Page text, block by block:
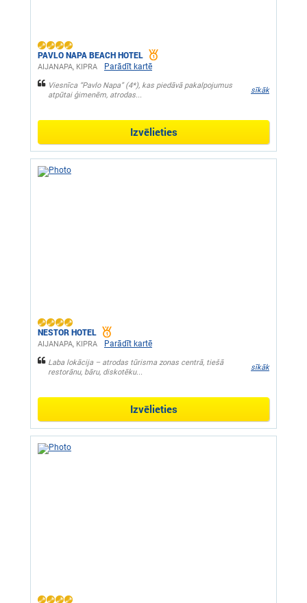
PAVLO NAPA BEACH HOTEL
AIJANAPA, KIPRA Parādīt kartē
Viesnīca “Pavlo Napa” (4*), kas piedāvā pakalpojumus
atpūtai ģimenēm, atrodas...
sīkāk
Izvēlieties
NESTOR HOTEL
AIJANAPA, KIPRA Parādīt kartē
Laba lokācija – atrodas tūrisma zonas centrā, tiešā
restorānu, bāru, diskotēku...
sīkāk
Izvēlieties